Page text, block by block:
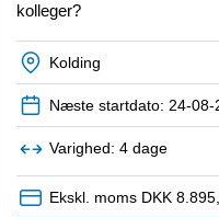
kolleger?
Kolding
Næste startdato: 24-08-
Varighed: 4 dage
Ekskl. moms DKK